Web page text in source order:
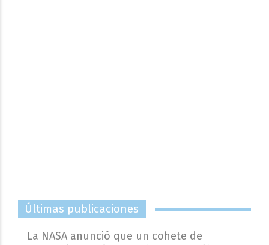
Últimas publicaciones
La NASA anunció que un cohete de